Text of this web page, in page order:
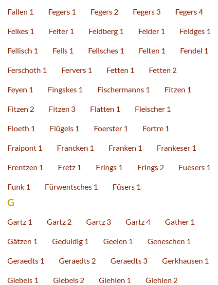
Fallen 1 Fegers 1 Fegers 2 Fegers 3 Fegers 4
Feikes 1 Feiter 1 Feldberg 1 Felder 1 Feldges 1
Fellisch 1 Fells 1 Fellsches 1 Felten 1 Fendel 1
Ferschoth 1 Fervers 1 Fetten 1 Fetten 2
Feyen 1 Fingskes 1 Fischermanns 1 Fitzen 1
Fitzen 2 Fitzen 3 Flatten 1 Fleischer 1
Floeth 1 Flügels 1 Foerster 1 Fortre 1
Fraipont 1 Francken 1 Franken 1 Frankeser 1
Frentzen 1 Fretz 1 Frings 1 Frings 2 Fuesers 1
Funk 1 Fürwentsches 1 Füsers 1
G
Gartz 1 Gartz 2 Gartz 3 Gartz 4 Gather 1
Gätzen 1 Geduldig 1 Geelen 1 Geneschen 1
Geraedts 1 Geraedts 2 Geraedts 3 Gerkhausen 1
Giebels 1 Giebels 2 Giehlen 1 Giehlen 2